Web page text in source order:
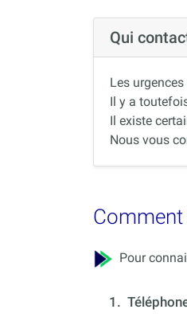
Qui
Les
Il y a
Il existe
Nous vous
Comment
Pour
1.